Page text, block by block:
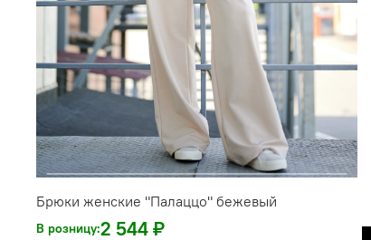
Брюки женские "Палаццо" бежевый
В розницу:2 544 ₽